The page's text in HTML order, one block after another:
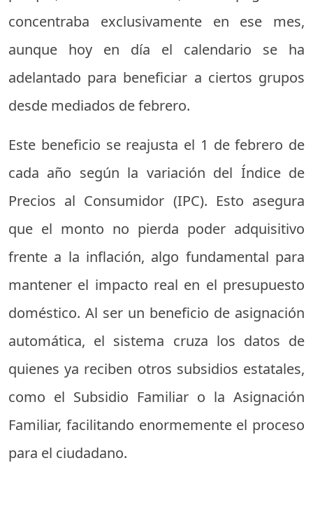
concentraba exclusivamente en ese mes,
aunque hoy en día el calendario se ha
adelantado para beneficiar a ciertos grupos
desde mediados de febrero.
Este beneficio se reajusta el 1 de febrero de
cada año según la variación del Índice de
Precios al Consumidor (IPC). Esto asegura
que el monto no pierda poder adquisitivo
frente a la inflación, algo fundamental para
mantener el impacto real en el presupuesto
doméstico. Al ser un beneficio de asignación
automática, el sistema cruza los datos de
quienes ya reciben otros subsidios estatales,
como el Subsidio Familiar o la Asignación
Familiar, facilitando enormemente el proceso
para el ciudadano.